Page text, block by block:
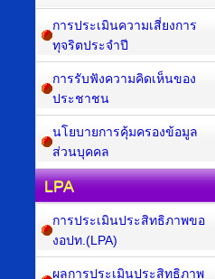
การประเมินความเสี่ยงการ
ทุจริตประจำปี
การรับฟังความคิดเห็นของ
ประชาชน
นโยบายการคุ้มครองข้อมูล
ส่วนบุคคล
LPA
การประเมินประสิทธิภาพขอ
งอปท.(LPA)
ผลการประเมินประสิทธิภาพ